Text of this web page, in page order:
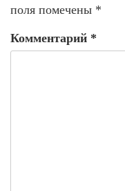
поля помечены *
Комментарий *